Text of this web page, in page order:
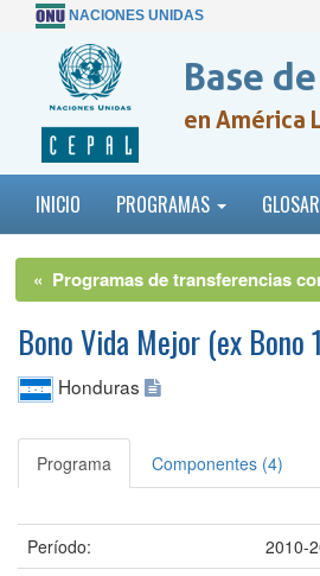
NACIONES UNIDAS
Base
en América
INICIO PROGRAMAS
« Programas de transferencias
Bono Vida Mejor (ex
Honduras
Programa Componentes (4)
Período:
2010-